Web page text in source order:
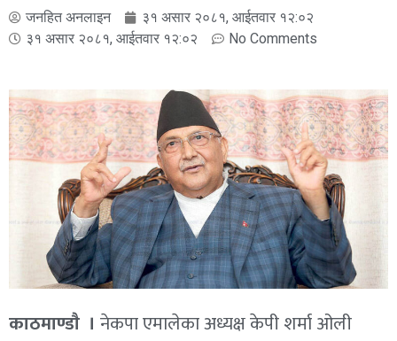
जनहित अनलाइन
३१ असार २०८१, आईतवार १२:०२
३१ असार २०८१, आईतवार १२:०२
No Comments
काठमाण्डाै । नेकपा एमालेका अध्यक्ष केपी शर्मा ओली